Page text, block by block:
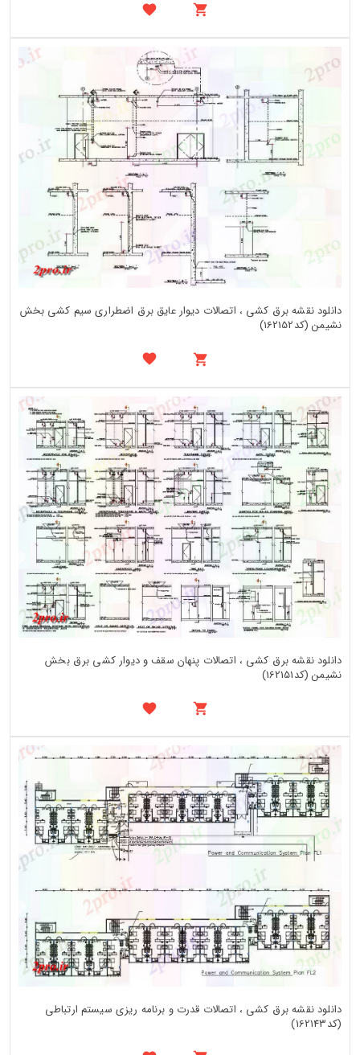
دانلود نقشه برق کشی ، اتصالات دیوار عایق برق اضطراری سیم کشی بخش
نشیمن (کد162152)
دانلود نقشه برق کشی ، اتصالات پنهان سقف و دیوار کشی برق بخش
نشیمن (کد162151)
دانلود نقشه برق کشی ، اتصالات قدرت و برنامه ریزی سیستم ارتباطی
(کد162143)